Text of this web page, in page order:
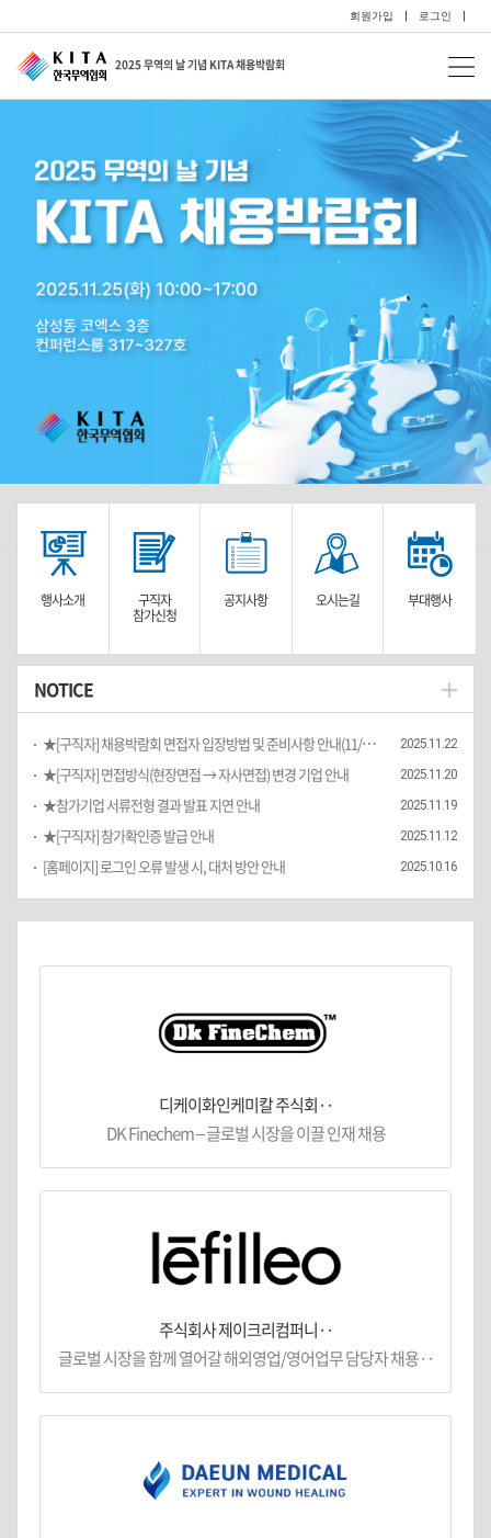
회원가입 로그인
2025 무역의 날 기념 KITA 채용박람회
NOTICE
★[구직자] 채용박람회 면접자 입장방법 및 준비사항 안내(11/25(화)) 2025.11.22
★[구직자] 면접방식(현장면접 → 자사면접) 변경 기업 안내 2025.11.20
★참가기업 서류전형 결과 발표 지연 안내 2025.11.19
★[구직자] 참가확인증 발급 안내 2025.11.12
[홈페이지] 로그인 오류 발생 시, 대처 방안 안내 2025.10.16
행사소개 구직자
참가신청
공지사항 오시는길 부대행사
디케이화인케미칼 주식회··
DK Finechem – 글로벌 시장을 이끌 인재 채용
주식회사 제이크리컴퍼니··
글로벌 시장을 함께 열어갈 해외영업/영어업무 담당자 채용··